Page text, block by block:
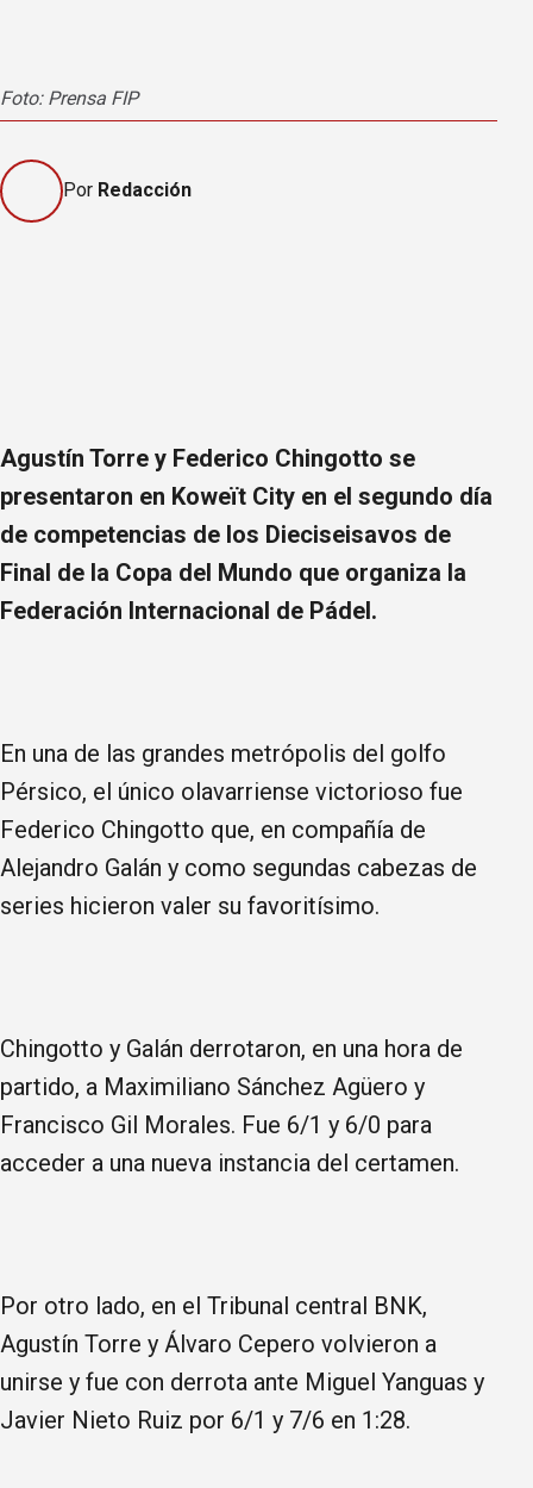
Foto: Prensa FIP
Por Redacción
Agustín Torre y Federico Chingotto se
presentaron en Koweït City en el segundo día
de competencias de los Dieciseisavos de
Final de la Copa del Mundo que organiza la
Federación Internacional de Pádel.
En una de las grandes metrópolis del golfo
Pérsico, el único olavarriense victorioso fue
Federico Chingotto que, en compañía de
Alejandro Galán y como segundas cabezas de
series hicieron valer su favoritísimo.
Chingotto y Galán derrotaron, en una hora de
partido, a Maximiliano Sánchez Agüero y
Francisco Gil Morales. Fue 6/1 y 6/0 para
acceder a una nueva instancia del certamen.
Por otro lado, en el Tribunal central BNK,
Agustín Torre y Álvaro Cepero volvieron a
unirse y fue con derrota ante Miguel Yanguas y
Javier Nieto Ruiz por 6/1 y 7/6 en 1:28.